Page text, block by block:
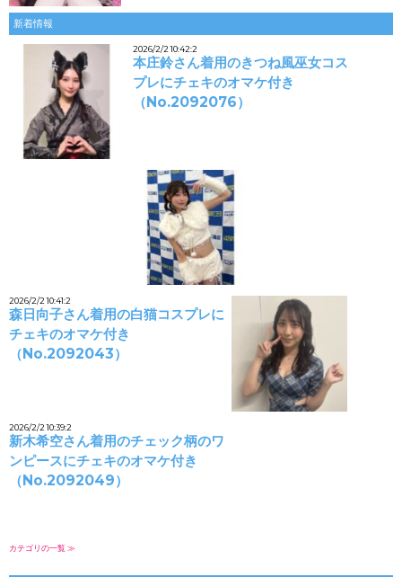
新着情報
2026/2/2 10:42:2
本庄鈴さん着用のきつね風巫女コス
プレにチェキのオマケ付き
（No.2092076）
2026/2/2 10:41:2
森日向子さん着用の白猫コスプレに
チェキのオマケ付き
（No.2092043）
2026/2/2 10:39:2
新木希空さん着用のチェック柄のワ
ンピースにチェキのオマケ付き
（No.2092049）
カテゴリの一覧 ≫